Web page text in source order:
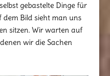
gebastelte Dinge für
Bild sieht man uns
sitzen. Wir warten auf
wir die Sachen